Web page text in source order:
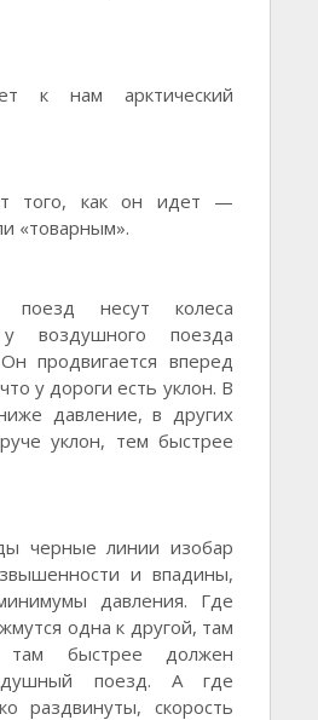
к нам арктический
того, как он идет —
«товарным».
поезд несут колеса
воздушного поезда
продвигается вперед
у дороги есть уклон. В
давление, в других
уклон, тем быстрее
черные линии изобар
и впадины,
давления. Где
одна к другой, там
там быстрее должен
поезд. А где
раздвинуты, скорость